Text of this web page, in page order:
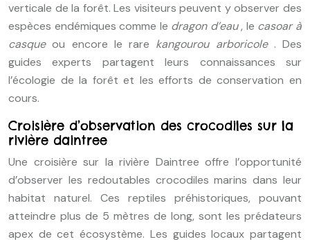
verticale de la forêt. Les visiteurs peuvent y observer des
espèces endémiques comme le dragon d’eau, le casoar à
casqueou encore le rare kangourou arboricole . Des
guides experts partagent leurs connaissances sur
l’écologie de la forêt et les efforts de conservation en
cours.
Croisière d’observation des crocodiles sur la
rivière daintree
Une croisière sur la rivière Daintree offre l’opportunité
d’observer les redoutables crocodiles marins dans leur
habitat naturel. Ces reptiles préhistoriques, pouvant
atteindre plus de 5 mètres de long, sont les prédateurs
apex de cet écosystème. Les guides locaux partagent